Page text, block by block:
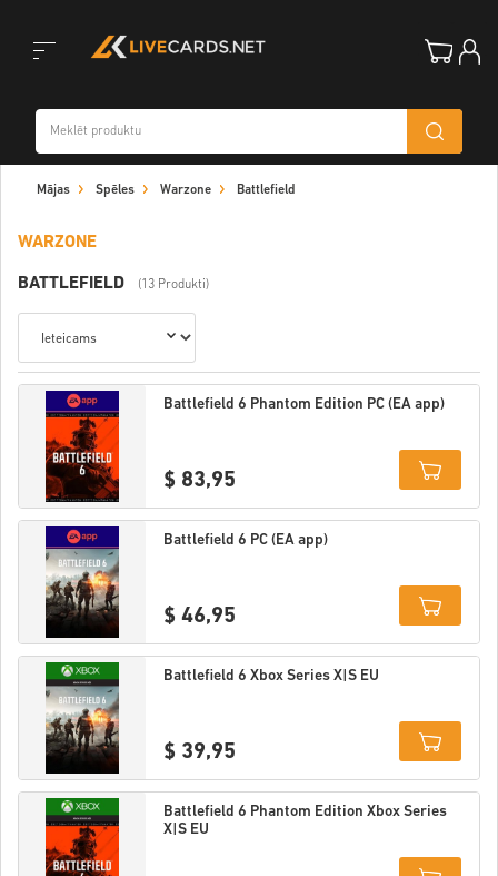
Mājas Spēles Warzone Battlefield
WARZONE
BATTLEFIELD (13 Produkti)
Battlefield 6 Phantom Edition PC (EA app)
$ 83,95
Battlefield 6 PC (EA app)
$ 46,95
Details
Battlefield 6 Xbox Series X|S EU
$ 39,95
Details
Battlefield 6 Phantom Edition Xbox Series
X|S EU